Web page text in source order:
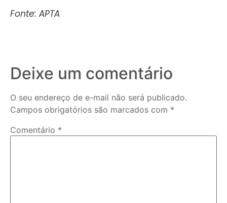
Fonte: APTA
Deixe um comentário
O seu endereço de e-mail não será publicado.
Campos obrigatórios são marcados com *
Comentário *